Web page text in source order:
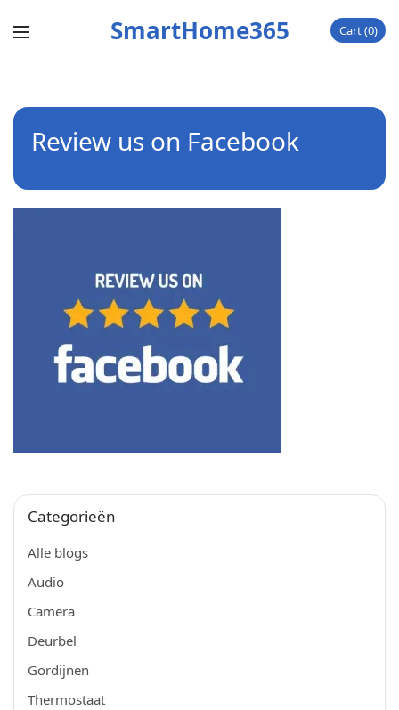
SmartHome365 Cart 0
Review us on Facebook
Categorieën
Alle blogs
Audio
Camera
Deurbel
Gordijnen
Thermostaat